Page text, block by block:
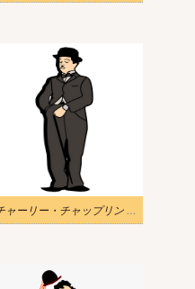
チャーリー・チャップリン 立ちイラスト